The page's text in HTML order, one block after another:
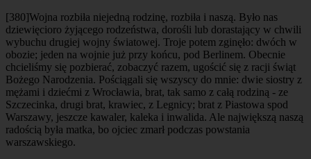
[380]Wojna rozbiła niejedną rodzinę, rozbiła i naszą. Było nas
dziewięcioro żyjącego rodzeństwa, dorośli lub dorastający w chwili
wybuchu drugiej wojny światowej. Troje potem zginęło: dwóch w
obozie; jeden na wojnie już przy końcu, pod Berlinem. Obecnie
chcieliśmy się pozbierać, zobaczyć razem, ugościć się z racji świąt
Bożego Narodzenia. Pościągali się wszyscy do mnie: dwie siostry z
mężami i dziećmi z Wrocławia, brat, tak samo z całą rodziną - ze
Szczecinka, drugi brat, krawiec, z Legnicy; brat z Piastowa spod
Warszawy, jeszcze kawaler, kaleka i inwalida. Ale największą naszą
radością była matka, bo ojciec zmarł podczas powstania
warszawskiego.